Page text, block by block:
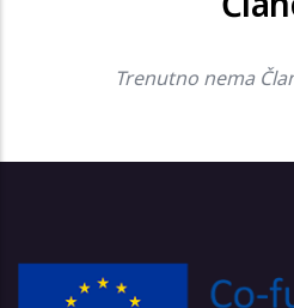
Trenutno nema